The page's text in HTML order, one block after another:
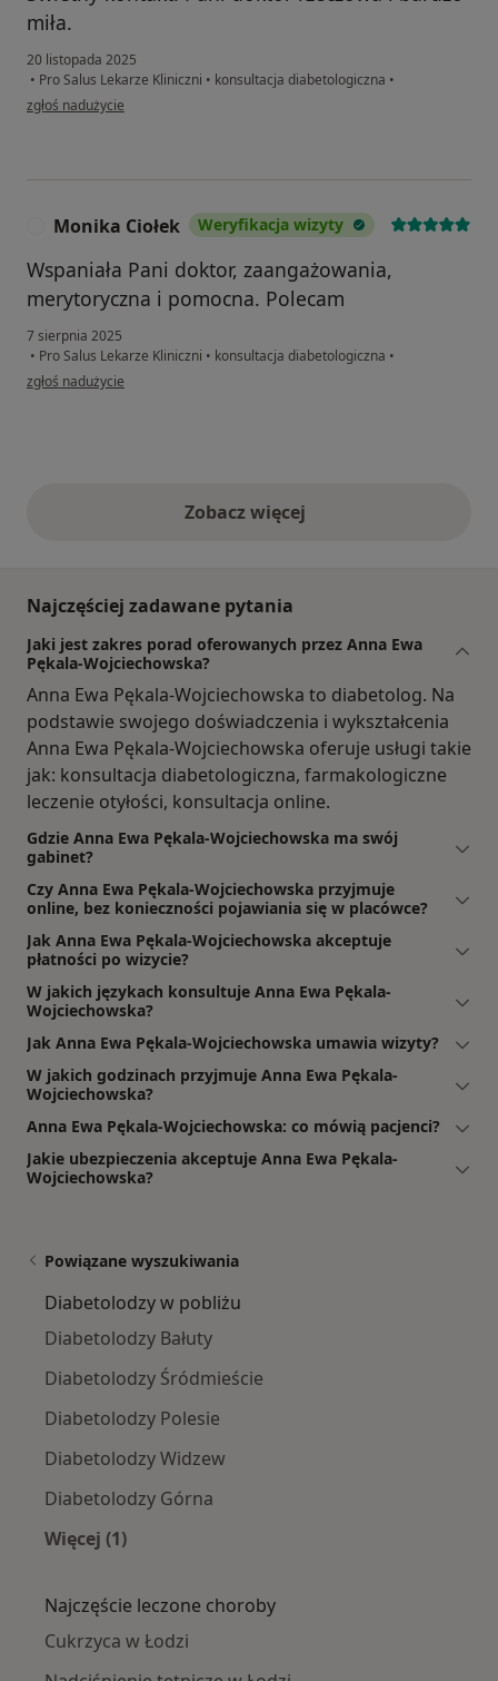
miła.
20 listopada 2025
• Pro Salus Lekarze Kliniczni • konsultacja diabetologiczna •
w opinii użytkownika Mariusz Mka
zgłoś nadużycie
Monika Ciołek Weryfikacja wizyty
Wspaniała Pani doktor, zaangażowania,
merytoryczna i pomocna. Polecam
7 sierpnia 2025
• Pro Salus Lekarze Kliniczni • konsultacja diabetologiczna •
w opinii użytkownika Monika Ciołek
zgłoś nadużycie
Zobacz więcejopinie powyżej
Najczęściej zadawane pytania
Jaki jest zakres porad oferowanych przez Anna Ewa
Pękala-Wojciechowska?
Anna Ewa Pękala-Wojciechowska to diabetolog. Na
podstawie swojego doświadczenia i wykształcenia
Anna Ewa Pękala-Wojciechowska oferuje usługi takie
jak: konsultacja diabetologiczna, farmakologiczne
leczenie otyłości, konsultacja online.
Gdzie Anna Ewa Pękala-Wojciechowska ma swój
gabinet?
Czy Anna Ewa Pękala-Wojciechowska przyjmuje
online, bez konieczności pojawiania się w placówce?
Jak Anna Ewa Pękala-Wojciechowska akceptuje
płatności po wizycie?
W jakich językach konsultuje Anna Ewa Pękala-
Wojciechowska?
Jak Anna Ewa Pękala-Wojciechowska umawia wizyty?
W jakich godzinach przyjmuje Anna Ewa Pękala-
Wojciechowska?
Anna Ewa Pękala-Wojciechowska: co mówią pacjenci?
Jakie ubezpieczenia akceptuje Anna Ewa Pękala-
Wojciechowska?
Powiązane wyszukiwania
Diabetolodzy w pobliżu
Diabetolodzy Bałuty
Diabetolodzy Śródmieście
Diabetolodzy Polesie
Diabetolodzy Widzew
Diabetolodzy Górna
Więcej (1)
Najczęście leczone choroby
Cukrzyca w Łodzi